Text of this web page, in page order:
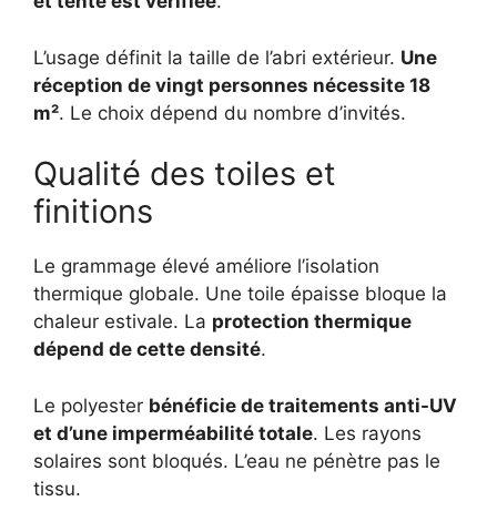
L’usage définit la taille de l’abri extérieur. Une
réception de vingt personnes nécessite 18
m². Le choix dépend du nombre d’invités.
Qualité des toiles et
finitions
Le grammage élevé améliore l’isolation
thermique globale. Une toile épaisse bloque la
chaleur estivale. La protection thermique
dépend de cette densité.
Le polyester bénéficie de traitements anti-UV
et d’une imperméabilité totale. Les rayons
solaires sont bloqués. L’eau ne pénètre pas le
tissu.